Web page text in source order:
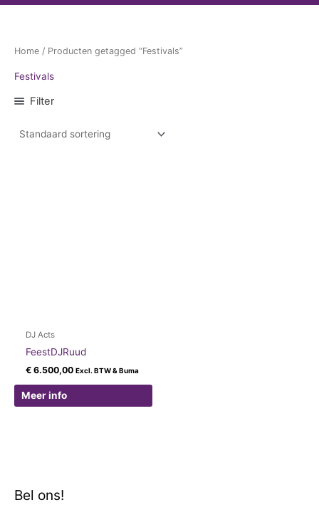
Home / Producten getagged “Festivals”
Festivals
Filter
DJ Acts
FeestDJRuud
€ 6.500,00 Excl. BTW & Buma
Meer info
Bel ons!